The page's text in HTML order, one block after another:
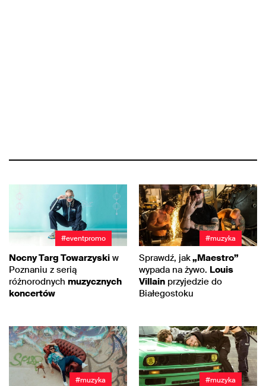
#eventpromo
Nocny Targ Towarzyski w
Poznaniu z serią
różnorodnych muzycznych
koncertów
#muzyka
Sprawdź, jak„Maestro”
wypada na żywo. Louis
Villain przyjedzie do
Białegostoku
#muzyka #muzyka